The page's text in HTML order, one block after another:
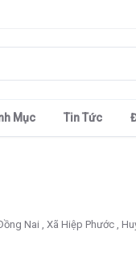
Mục Tin Tức
Nai , Xã Hiệp Phước ,